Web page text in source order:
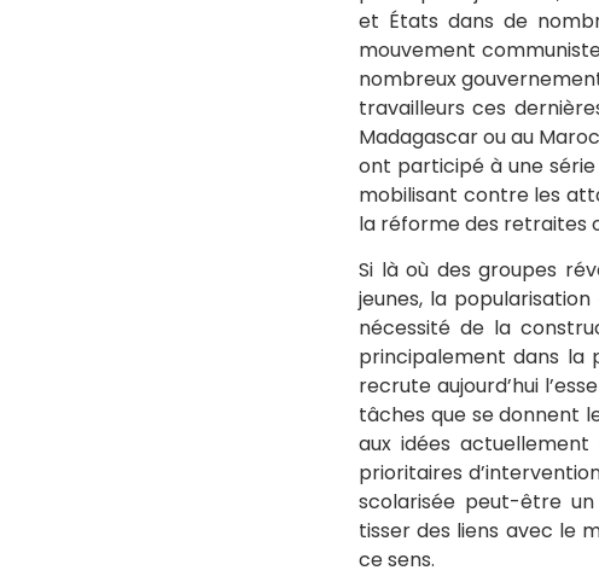
et États dans de
mouvement
nombreux
travailleurs ces
Madagascar ou au
ont participé à une
mobilisant contre les
la réforme des retraites
Si là où des groupes
jeunes, la
nécessité de la
principalement dans la
recrute aujourd’hui
tâches que se donnent
aux idées
prioritaires
scolarisée peut-être
tisser des liens avec le
ce sens.